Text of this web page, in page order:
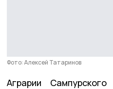
Фото: Алексей Татаринов
Аграрии